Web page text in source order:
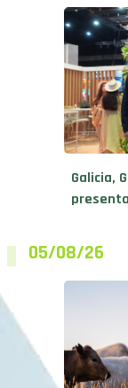
Galicia,
05/08/26